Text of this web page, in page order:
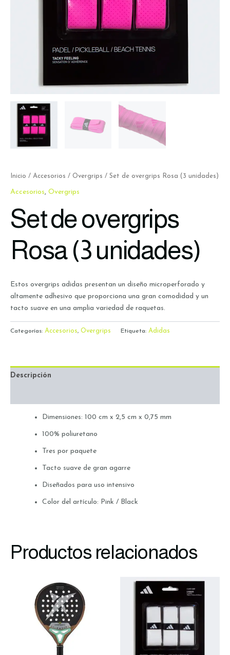
Inicio / Accesorios / Overgrips / Set de overgrips Rosa (3 unidades)
Accesorios, Overgrips
Set de overgrips
Rosa (3 unidades)
Estos overgrips adidas presentan un diseño microperforado y
altamente adhesivo que proporciona una gran comodidad y un
tacto suave en una amplia variedad de raquetas.
Categorías: Accesorios, Overgrips Etiqueta: Adidas
Descripción
Dimensiones: 100 cm x 2,5 cm x 0,75 mm
100% poliuretano
Tres por paquete
Tacto suave de gran agarre
Diseñados para uso intensivo
Color del artículo: Pink / Black
Productos relacionados